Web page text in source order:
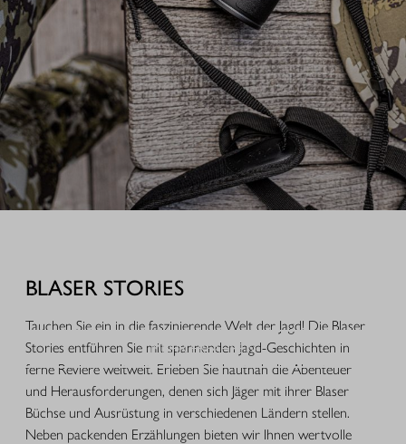
Freizeit.
MEHR ERFAHREN
BLASER STORIES
Tauchen Sie ein in die faszinierende Welt der Jagd! Die Blaser
Stories entführen Sie mit spannenden Jagd-Geschichten in
ferne Reviere weltweit. Erleben Sie hautnah die Abenteuer
und Herausforderungen, denen sich Jäger mit ihrer Blaser
Büchse und Ausrüstung in verschiedenen Ländern stellen.
Neben packenden Erzählungen bieten wir Ihnen wertvolle